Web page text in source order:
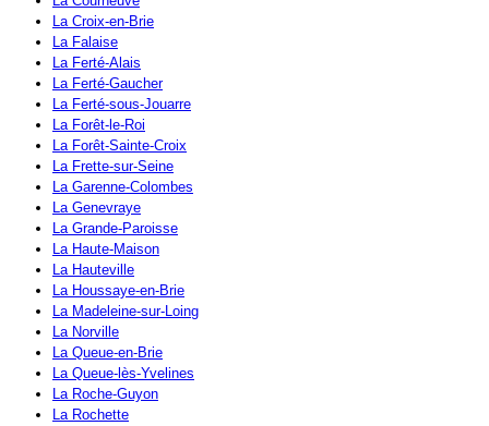
La Croix-en-Brie
La Falaise
La Ferté-Alais
La Ferté-Gaucher
La Ferté-sous-Jouarre
La Forêt-le-Roi
La Forêt-Sainte-Croix
La Frette-sur-Seine
La Garenne-Colombes
La Genevraye
La Grande-Paroisse
La Haute-Maison
La Hauteville
La Houssaye-en-Brie
La Madeleine-sur-Loing
La Norville
La Queue-en-Brie
La Queue-lès-Yvelines
La Roche-Guyon
La Rochette